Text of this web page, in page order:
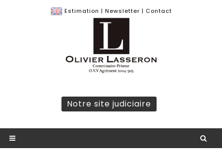
Estimation | Newsletter | Contact
Notre site judiciaire